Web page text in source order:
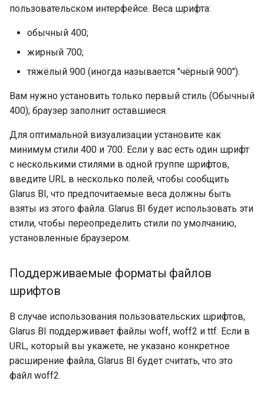
пользовательском интерфейсе. Веса шрифта:
обычный 400;
жирный 700;
тяжёлый 900 (иногда называется "чёрный 900").
Вам нужно установить только первый стиль (Обычный
400); браузер заполнит оставшиеся.
Для оптимальной визуализации установите как
минимум стили 400 и 700. Если у вас есть один шрифт
с несколькими стилями в одной группе шрифтов,
введите URL в несколько полей, чтобы сообщить
Glarus BI, что предпочитаемые веса должны быть
взяты из этого файла. Glarus BI будет использовать эти
стили, чтобы переопределить стили по умолчанию,
установленные браузером.
Поддерживаемые форматы файлов
шрифтов
В случае использования пользовательских шрифтов,
Glarus BI поддерживает файлы woff, woff2 и ttf. Если в
URL, который вы укажете, не указано конкретное
расширение файла, Glarus BI будет считать, что это
файл woff2.